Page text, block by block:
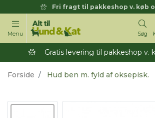
Fri fragt til pakkeshop v. køb
Menu Søg
Gratis levering til pakkeshop v.
Forside Hud ben m. fyld af oksepisk.